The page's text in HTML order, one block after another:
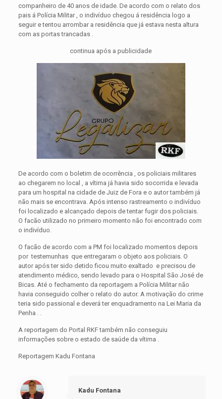
companheiro de 40 anos de idade. De acordo com o relato dos
pais á Polícia Militar , o indivíduo chegou á residência logo a
seguir e tentou arrombar a residência que já estava nesta altura
com as portas trancadas .
continua após a publicidade
De acordo com o boletim de ocorrência , os policiais militares
ao chegarem no local , a vítima já havia sido socorrida e levada
para um hospital na cidade de Juiz de Fora e o autor também já
não mais se encontrava. Após intenso rastreamento o indivíduo
foi localizado e alcançado depois de tentar fugir dos policiais.
O facão utilizado no primeiro momento não foi encontrado com
o indivíduo.
O facão de acordo com a PM foi localizado momentos depois
por testemunhas que entregaram o objeto aos policiais. O
autor após ter sido detido ficou muito exaltado e precisou de
atendimento médico, sendo levado para o Hospital São José de
Bicas. Até o fechamento da reportagem a Polícia Militar não
havia conseguido colher o relato do autor. A motivação do crime
teria sido passional e deverá ter enquadramento na Lei Maria da
Penha . .
A reportagem do Portal RKF também não conseguiu
informações sobre o estado de saúde da vítima .
Reportagem Kadu Fontana
Kadu Fontana